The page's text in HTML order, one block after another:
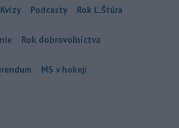
Kvízy Podcasty Rok Ľ.Štúra
Rok dobrovoľníctva
MS v hokeji